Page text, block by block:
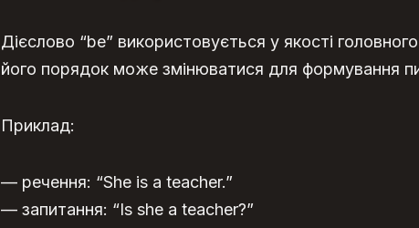
Дієслово “be” використовується у якості
його порядок може змінюватися для формування
Приклад:
— речення: “She is a teacher.”
— запитання: “Is she a teacher?”